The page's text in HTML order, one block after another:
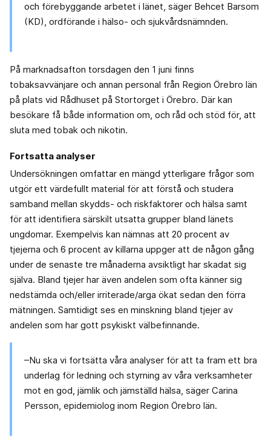
och förebyggande arbetet i länet, säger Behcet Barsom
(KD), ordförande i hälso- och sjukvårdsnämnden.
På marknadsafton torsdagen den 1 juni finns
tobaksavvänjare och annan personal från Region Örebro län
på plats vid Rådhuset på Stortorget i Örebro. Där kan
besökare få både information om, och råd och stöd för, att
sluta med tobak och nikotin.
Fortsatta analyser
Undersökningen omfattar en mängd ytterligare frågor som
utgör ett värdefullt material för att förstå och studera
samband mellan skydds- och riskfaktorer och hälsa samt
för att identifiera särskilt utsatta grupper bland länets
ungdomar. Exempelvis kan nämnas att 20 procent av
tjejerna och 6 procent av killarna uppger att de någon gång
under de senaste tre månaderna avsiktligt har skadat sig
själva. Bland tjejer har även andelen som ofta känner sig
nedstämda och/eller irriterade/arga ökat sedan den förra
mätningen. Samtidigt ses en minskning bland tjejer av
andelen som har gott psykiskt välbefinnande.
–Nu ska vi fortsätta våra analyser för att ta fram ett bra
underlag för ledning och styrning av våra verksamheter
mot en god, jämlik och jämställd hälsa, säger Carina
Persson, epidemiolog inom Region Örebro län.